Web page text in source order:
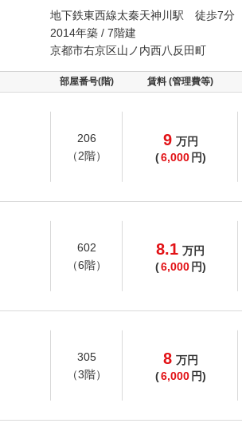
地下鉄東西線太秦天神川駅 徒歩7分
2014年築 / 7階建
京都市右京区山ノ内西八反田町
部屋番号(階) 賃料 (管理費等)
206
（2階）
9 万円
(6,000 円)
602
（6階）
8.1 万円
(6,000 円)
305
（3階）
8 万円
(6,000 円)